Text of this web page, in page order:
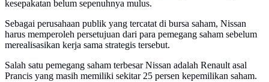
kesepakatan belum sepenuhnya mulus.
Sebagai perusahaan publik yang tercatat di bursa saham, Nissan
harus memperoleh persetujuan dari para pemegang saham sebelum
merealisasikan kerja sama strategis tersebut.
Salah satu pemegang saham terbesar Nissan adalah Renault asal
Prancis yang masih memiliki sekitar 25 persen kepemilikan saham.